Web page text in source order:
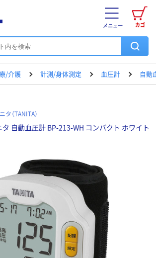
カゴ
メニュー
/介護 計測/身体測定 血圧計 自動
タ（TANITA）
タ 自動血圧計 BP-213-WH コンパクト ホワイト